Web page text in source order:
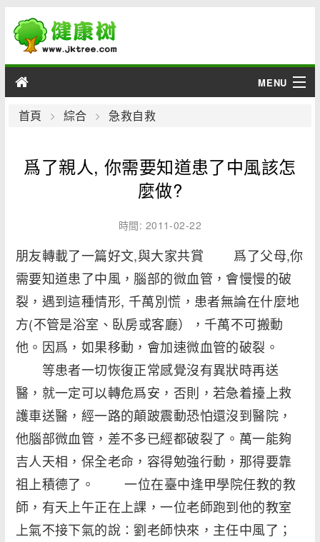
MENU
男性
綜合
疾病
首頁 綜合 急救自救
爲了親人, 你需要知道患了中風該怎
麼做?
時間: 2011-02-22
朋友轉載了一篇好文,與大家共賞 爲了父母,你
需要知道患了中風，腦部的微血管，會慢慢的破
裂，遇到這種情形, 千萬別慌，患者無論在什麼地
方(不管是浴室、臥房或客廳），千萬不可搬動
他。因爲，如果移動，會加速微血管的破裂。
等患者一切恢復正常感覺沒有異狀時再送
醫，就一定可以轉危爲安，否則，若急着擡上救
護車送醫，經一路的顛跛震動恐怕還沒到醫院，
他腦部微血管，差不多已經都破裂了。萬一能夠
吉人天相，保全老命，容得勉強行動，那得要靠
祖上積德了。 一位在臺中逢甲學院任教的教
師，有天上午正在上課，一位老師跑到他的教室
上氣不接下氣的說∶劉老師快來，主任中風了；